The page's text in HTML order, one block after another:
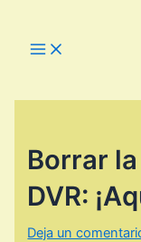
Main
Menu
Borrar
DVR:
Deja un